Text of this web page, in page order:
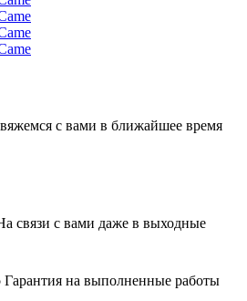
с вами в ближайшее время
связи с вами даже в выходные
Гарантия на выполненные работы